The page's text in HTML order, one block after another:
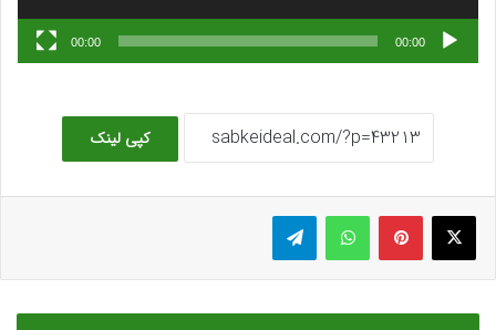
00:00
00:00
کپی لینک
ایکس پینتریستواتس آپ تلگرام